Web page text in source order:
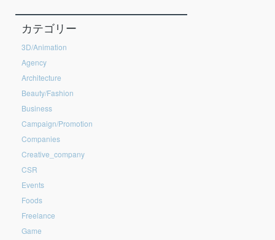
カテゴリー
3D/Animation
Agency
Architecture
Beauty/Fashion
Business
Campaign/Promotion
Companies
Creative_company
CSR
Events
Foods
Freelance
Game